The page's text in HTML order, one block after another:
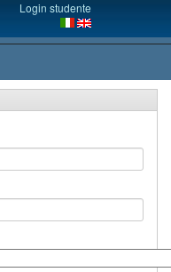
Login studente